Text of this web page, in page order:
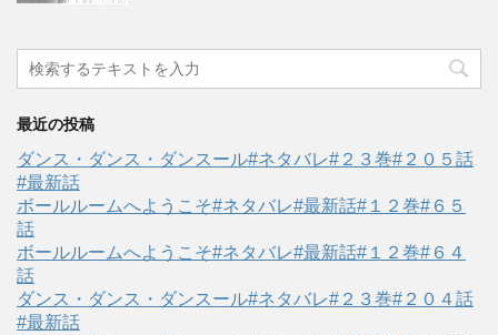
最近の投稿
ダンス・ダンス・ダンスール#ネタバレ#２３巻#２０５話
#最新話
ボールルームへようこそ#ネタバレ#最新話#１２巻#６５
話
ボールルームへようこそ#ネタバレ#最新話#１２巻#６４
話
ダンス・ダンス・ダンスール#ネタバレ#２３巻#２０４話
#最新話